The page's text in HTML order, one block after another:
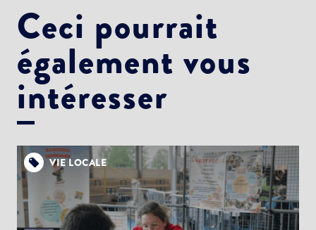
Ceci pourrait
également vous
intéresser
VIE LOCALE
Choisissez votre abonnement :
Alertes Mail
Newsletter Culture